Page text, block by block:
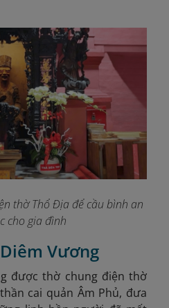
thờ Thổ Địa để cầu bình an
cho gia đình
Vương
được thờ chung điện thờ
cai quản Âm Phủ, đưa